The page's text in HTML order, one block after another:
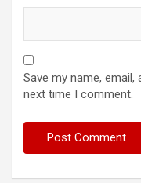
Save my name,
next time I comment.